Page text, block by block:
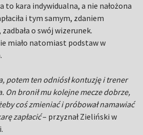
to kara indywidualna, a nie nałożona
i tym samym, zdaniem
o swój wizerunek.
miało natomiast podstaw w
potem ten odniósł kontuzję i trener
On bronił mu kolejne mecze dobrze,
coś zmieniać i próbował namawiać
zapłacić– przyznał Zieliński w